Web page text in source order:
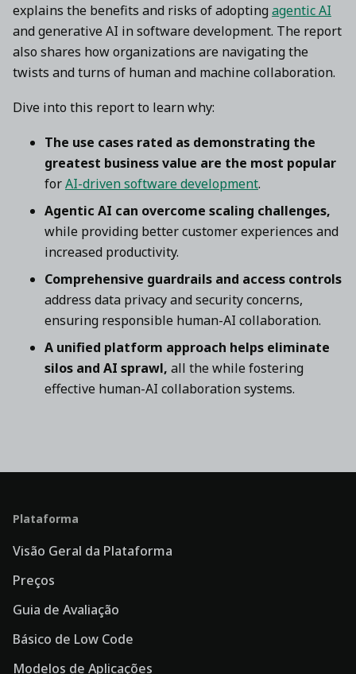
explains the benefits and risks of adopting agentic AI
and generative AI in software development. The report
also shares how organizations are navigating the
twists and turns of human and machine collaboration.
Dive into this report to learn why:
The use cases rated as demonstrating the
greatest business value are the most popular
forAI-driven software development.
Agentic AI can overcome scaling challenges,
while providing better customer experiences and
increased productivity.
Comprehensive guardrails and access controls
address data privacy and security concerns,
ensuring responsible human-AI collaboration.
A unified platform approach helps eliminate
silos and AI sprawl, all the while fostering
effective human-AI collaboration systems.
Plataforma
Visão Geral da Plataforma
Preços
Guia de Avaliação
Básico de Low Code
Modelos de Aplicações